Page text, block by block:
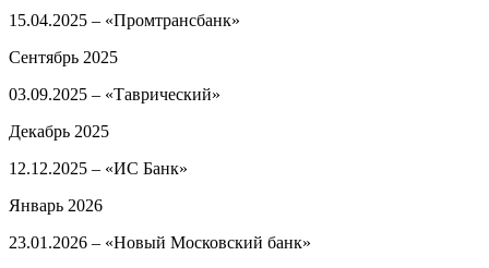
15.04.2025 – «Промтрансбанк»
Сентябрь 2025
03.09.2025 – «Таврический»
Декабрь 2025
12.12.2025 – «ИС Банк»
Январь 2026
23.01.2026 – «Новый Московский банк»